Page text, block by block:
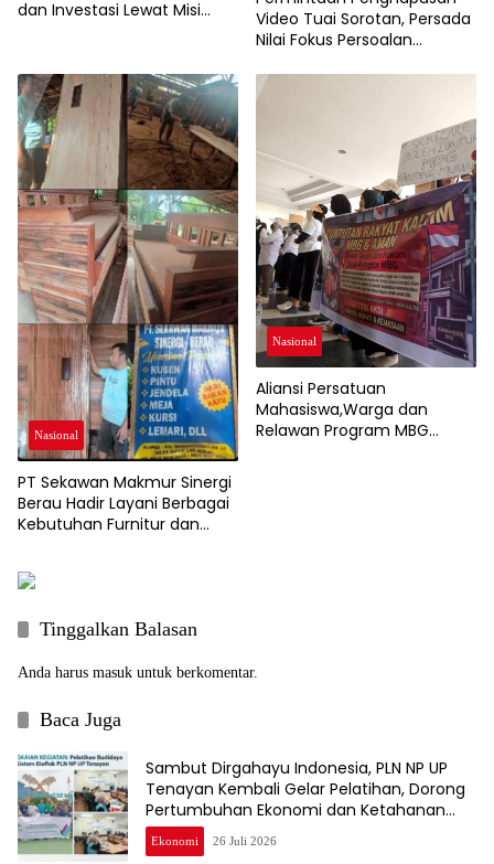
dan Investasi Lewat Misi
Video Tuai Sorotan, Persada
Nilai Fokus Persoalan
Soal SPMB
Nasional
PT Sekawan Makmur Sinergi
Berau Hadir Layani Berbagai
Kebutuhan Furnitur dan
Nasional
Aliansi Persatuan
Mahasiswa,Warga dan
Relawan Program MBG
Tinggalkan Balasan
Anda harus masuk untuk berkomentar.
Baca Juga
Sambut Dirgahayu Indonesia, PLN NP UP
Tenayan Kembali Gelar Pelatihan, Dorong
Pertumbuhan Ekonomi dan Ketahanan
Pangan Warga
Ekonomi 26 Juli 2026